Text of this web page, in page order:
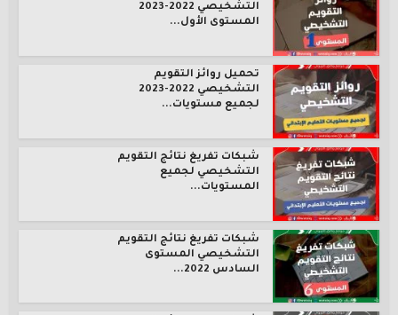
التشخيصي 2022-2023
المستوى الأول...
تحميل روائز التقويم
التشخيصي 2022-2023
لجميع مستويات...
شبكات تفريغ نتائج التقويم
التشخيصي لجميع
المستويات...
شبكات تفريغ نتائج التقويم
التشخيصي المستوى
السادس 2022...